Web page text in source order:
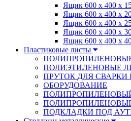
Ящик 600 х 400 х
Ящик 600 х 400 х
Ящик 600 х 400 х
Ящик 600 х 400 х
Ящик 600 х 400 х
Пластиковые листы
ПОЛИЭТИЛЕНОВЫЕ
ПРУТОК ДЛЯ СВАРКИ
ОБОРУДОВАНИЕ
ПОДКЛАДКИ ПОД